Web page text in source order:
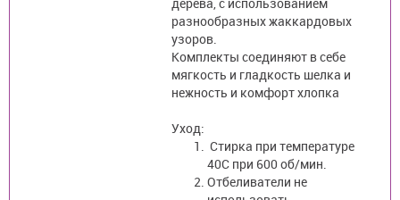
разнообразных жаккардовых
узоров.
Комплекты соединяют в себе
мягкость и гладкость шелка и
нежность и комфорт хлопка
Уход:
Стирка при температуре
40С при 600 об/мин.
Отбеливатели не